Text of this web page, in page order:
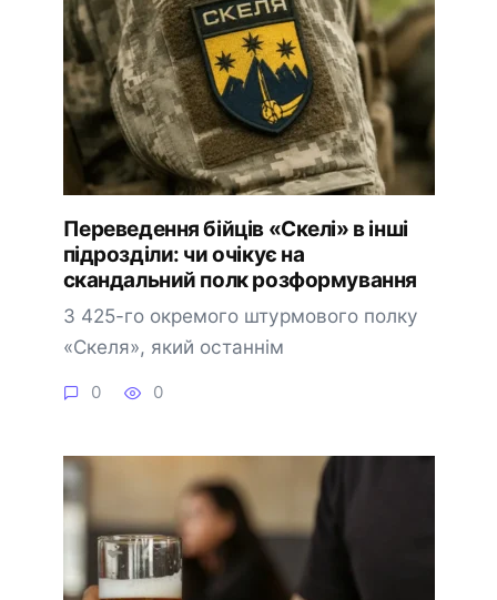
Переведення бійців «Скелі» в інші
підрозділи: чи очікує на
скандальний полк розформування
З 425-го окремого штурмового полку
«Скеля», який останнім
0 0
🔔 Підписатися